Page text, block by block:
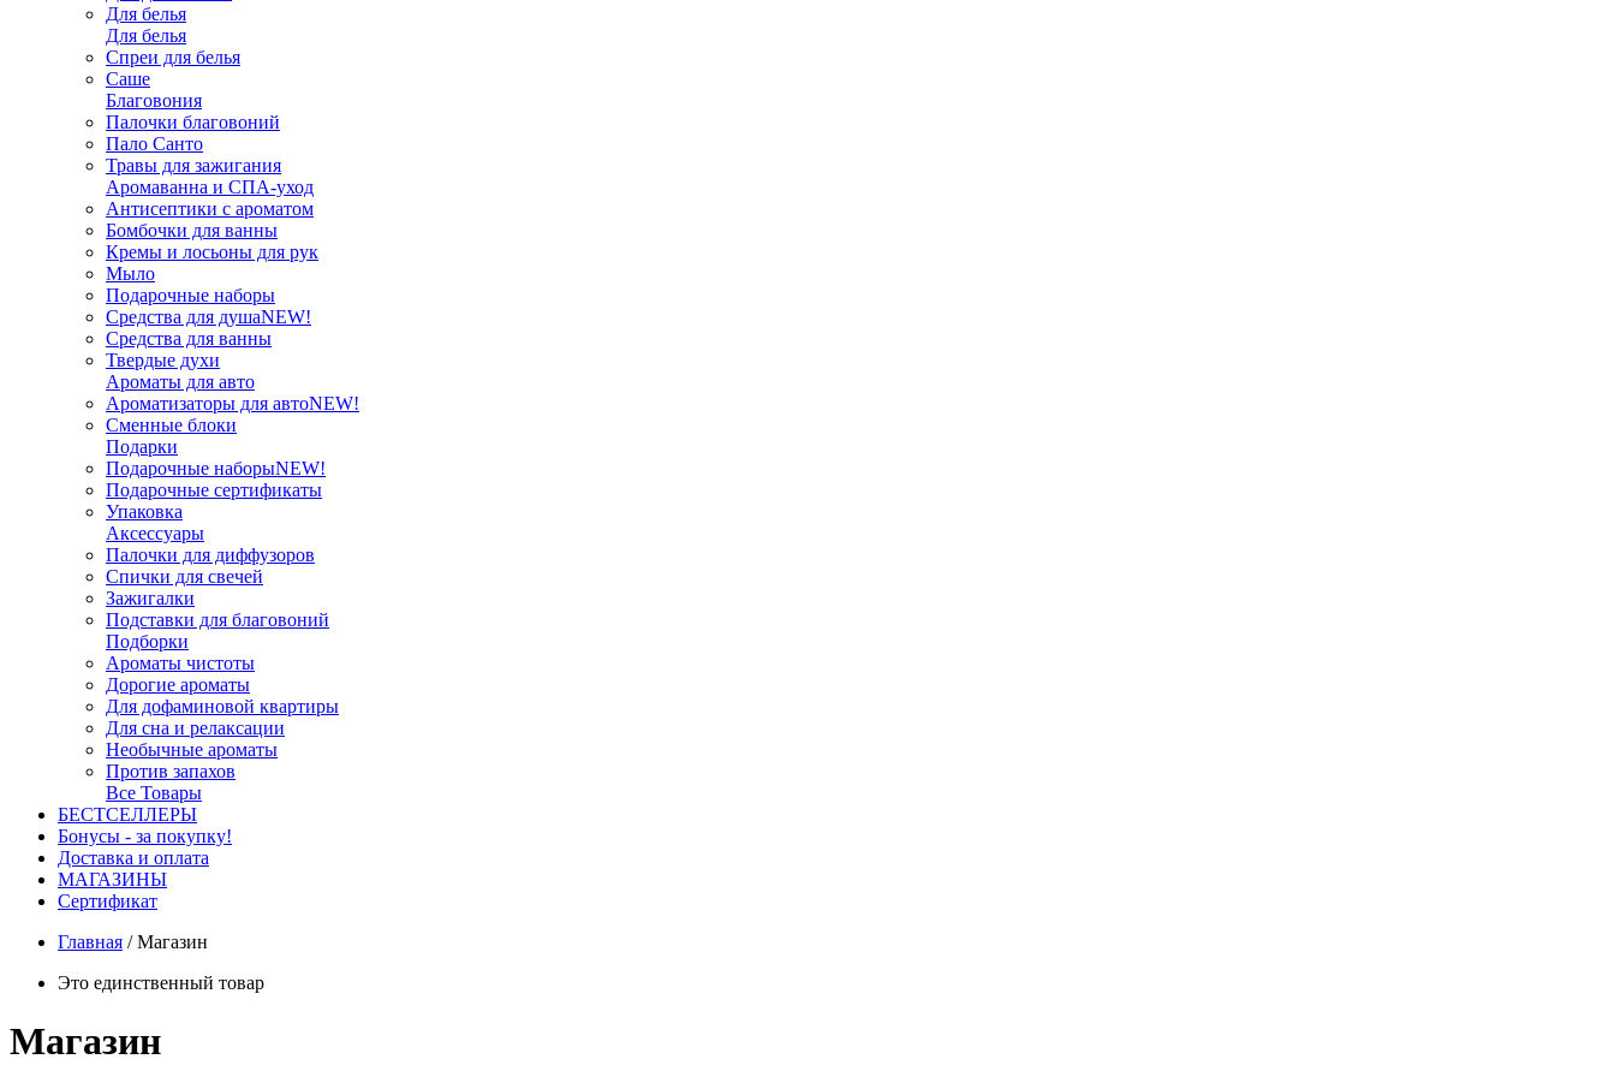
Для белья
Для белья
Спреи для белья
Саше
Благовония
Палочки благовоний
Пало Санто
Травы для зажигания
Аромаванна и СПА-уход
Антисептики с ароматом
Бомбочки для ванны
Кремы и лосьоны для рук
Мыло
Подарочные наборы
Средства для душаNEW!
Средства для ванны
Твердые духи
Ароматы для авто
Ароматизаторы для автоNEW!
Сменные блоки
Подарки
Подарочные наборыNEW!
Подарочные сертификаты
Упаковка
Аксессуары
Палочки для диффузоров
Спички для свечей
Зажигалки
Подставки для благовоний
Подборки
Ароматы чистоты
Дорогие ароматы
Для дофаминовой квартиры
Для сна и релаксации
Необычные ароматы
Против запахов
Все Товары
БЕСТСЕЛЛЕРЫ
Бонусы - за покупку!
Доставка и оплата
МАГАЗИНЫ
Cертификат
Главная /Магазин
Это единственный товар
Магазин